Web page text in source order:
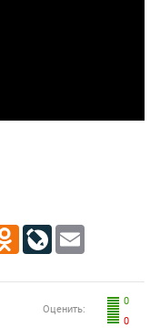
Odnoklassniki
LiveJournal
Email
0
0
Оценить: